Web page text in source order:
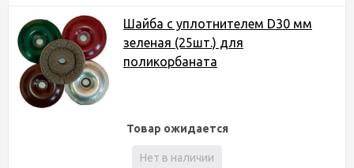
Шайба с уплотнителем D30 мм
зеленая (25шт.) для
поликорбаната
Товар ожидается
Нет в наличии